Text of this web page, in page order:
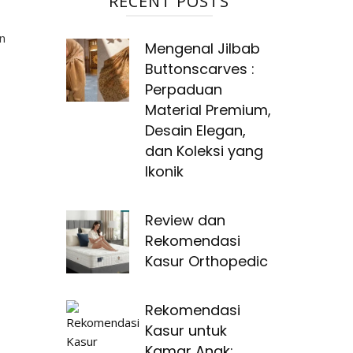
Mengenal Jilbab
Buttonscarves :
Perpaduan
Material Premium,
Desain Elegan,
dan Koleksi yang
Ikonik
Review dan
Rekomendasi
Kasur Orthopedic
Rekomendasi
Kasur untuk